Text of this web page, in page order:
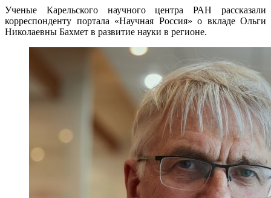
Ученые Карельского научного центра РАН рассказали
корреспонденту портала «Научная Россия» о вкладе Ольги
Николаевны Бахмет в развитие науки в регионе.